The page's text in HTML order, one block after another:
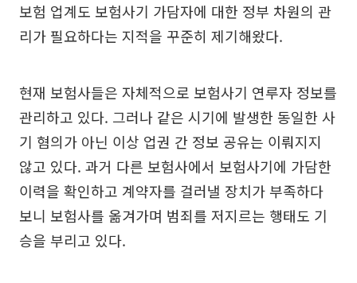
보험 업계도 보험사기 가담자에 대한 정부 차원의 관
리가 필요하다는 지적을 꾸준히 제기해왔다.
현재 보험사들은 자체적으로 보험사기 연루자 정보를
관리하고 있다. 그러나 같은 시기에 발생한 동일한 사
기 혐의가 아닌 이상 업권 간 정보 공유는 이뤄지지
않고 있다. 과거 다른 보험사에서 보험사기에 가담한
이력을 확인하고 계약자를 걸러낼 장치가 부족하다
보니 보험사를 옮겨가며 범죄를 저지르는 행태도 기
승을 부리고 있다.